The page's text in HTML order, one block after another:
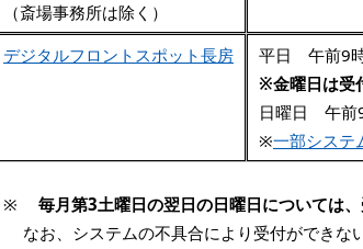
（斎場事務所は除く）
デジタルフロントスポット長房
平日 午前9
※金曜日は受
日曜日 午前
※一部システ
※ 毎月第3土曜日の翌日の日曜日については、
なお、システムの不具合により受付ができな